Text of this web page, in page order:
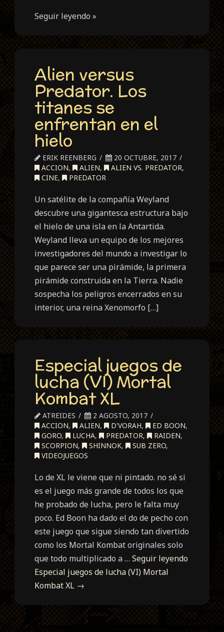
Seguir leyendo »
Alien versus
Predator. Los
titanes se
enfrentan en el
hielo
ERIK REENBERG
20 OCTUBRE, 2017
ACCION, ALIEN, ALIEN VS. PREDATOR,
CINE, PREDATOR
Un satélite de la compañía Weyland
descubre una gigantesca estructura bajo
el hielo de una isla en la Antartida.
Weyland lleva un equipo de los mejores
investigadores del mundo a investigar lo
que parece ser una pirámide, la primera
pirámide construida en la Tierra. Nadie
sospecha los peligros encerrados en su
interior, una reina Xenomorfo […]
Especial juegos de
lucha (VI) Mortal
Kombat XL
ATREIDES
2 AGOSTO, 2017
ACCION, ALIEN, D'VORAH, ED BOON,
GORO, LUCHA, PREDATOR, RAIDEN,
SCORPION, SHINNOK, SUB ZERO,
VIDEOJUEGOS
Lo de XL le viene que ni pintado. no sé si
es el juego más grande de todos los que
he probado de lucha, pero le falta muy
poco. Ed Boon ha dado el do de pecho con
este juego que sigue siendo tan divertido
como los Mortal Kombat originales solo
que todo multiplicado a …Seguir leyendo
Especial juegos de lucha (VI) Mortal
Kombat XL →